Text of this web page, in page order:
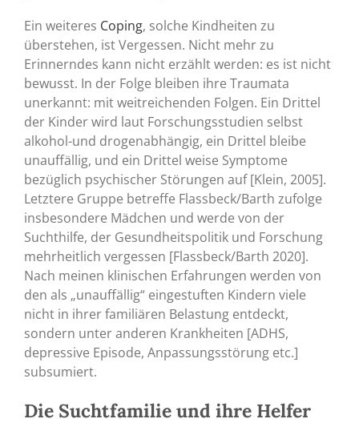
Ein weiteres Coping, solche Kindheiten zu
überstehen, ist Vergessen. Nicht mehr zu
Erinnerndes kann nicht erzählt werden: es ist nicht
bewusst. In der Folge bleiben ihre Traumata
unerkannt: mit weitreichenden Folgen. Ein Drittel
der Kinder wird laut Forschungsstudien selbst
alkohol-und drogenabhängig, ein Drittel bleibe
unauffällig, und ein Drittel weise Symptome
bezüglich psychischer Störungen auf [Klein, 2005].
Letztere Gruppe betreffe Flassbeck/Barth zufolge
insbesondere Mädchen und werde von der
Suchthilfe, der Gesundheitspolitik und Forschung
mehrheitlich vergessen [Flassbeck/Barth 2020].
Nach meinen klinischen Erfahrungen werden von
den als „unauffällig“ eingestuften Kindern viele
nicht in ihrer familiären Belastung entdeckt,
sondern unter anderen Krankheiten [ADHS,
depressive Episode, Anpassungsstörung etc.]
subsumiert.
Die Suchtfamilie und ihre Helfer